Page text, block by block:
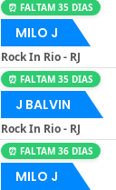
⏰ FALTAM 35 DIAS
MILO J
Rock In Rio - RJ
⏰ FALTAM 35 DIAS
J BALVIN
Rock In Rio - RJ
⏰ FALTAM 36 DIAS
MILO J